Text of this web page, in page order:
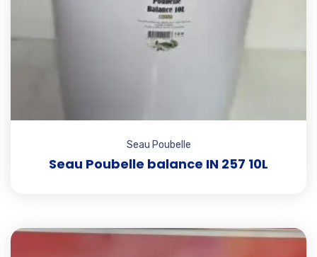
Seau Poubelle
Seau Poubelle balance IN 257 10L